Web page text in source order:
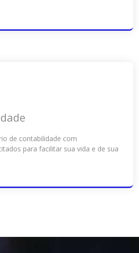
de contabilidade com
para facilitar sua vida e de sua